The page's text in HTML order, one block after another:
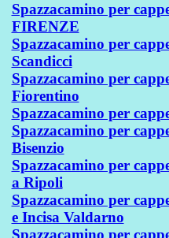
Spazzacamino per
FIRENZE
Spazzacamino per
Scandicci
Spazzacamino per
Fiorentino
Spazzacamino per
Spazzacamino per
Bisenzio
Spazzacamino per
a Ripoli
Spazzacamino per
e Incisa Valdarno
Spazzacamino per